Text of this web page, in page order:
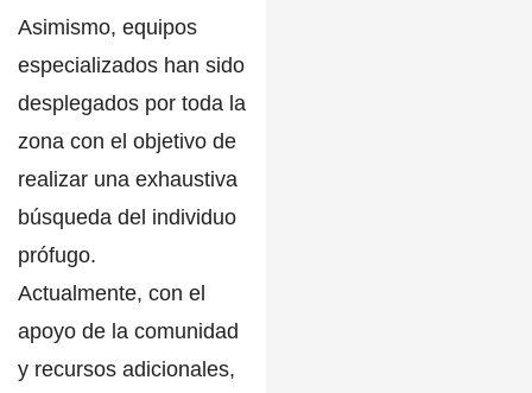
Asimismo, equipos
especializados han sido
desplegados por toda la
zona con el objetivo de
realizar una exhaustiva
búsqueda del individuo
prófugo.
Actualmente, con el
apoyo de la comunidad
y recursos adicionales,